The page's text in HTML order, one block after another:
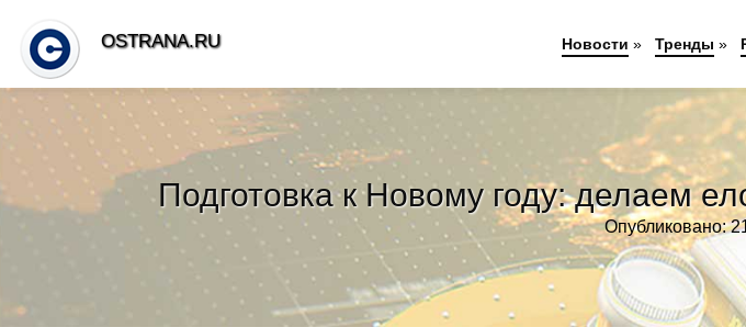
Подготовка к Новому году: делаем
Опубликовано:
OSTRANA.RU Новости » Тренды »